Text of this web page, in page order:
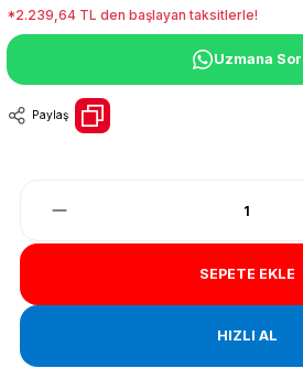
*2.239,64 TL den başlayan taksitlerle!
Uzmana Sor
Paylaş
SEPETE EKLE
HIZLI AL